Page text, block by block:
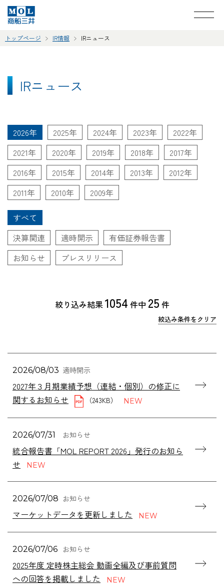
トップページ IR情報 IRニュース
IRニュース
2026年 2025年 2024年 2023年
2022年
2021年
2020年 2019年 2018年
2017年
2016年
2015年 2014年 2013年
2012年
2011年
2010年 2009年
すべて
決算関連
適時開示
有価証券報告書
お知らせ
プレスリリース
絞込み条件をクリア
絞り込み結果1054 件中 25 件
2026/08/03 適時開示
2027年３月期業績予想（連結・個別）の修正に
関するお知らせ
（243KB）
2026/07/31 お知らせ
統合報告書「MOL REPORT 2026」発行のお知ら
せ
2026/07/08 お知らせ
マーケットデータを更新しました
2026/07/06 お知らせ
2025年度 定時株主総会 動画全編及び事前質問
への回答を掲載しました